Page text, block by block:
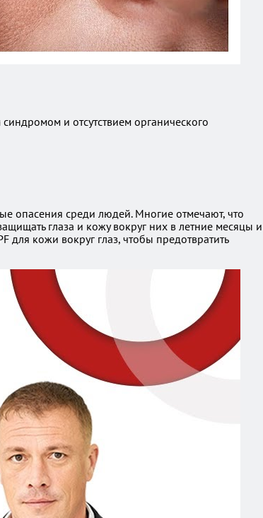
и отсутствием органического
опасения среди людей. Многие отмечают, что
глаза и кожу вокруг них в летние месяцы и
кожи вокруг глаз, чтобы предотвратить